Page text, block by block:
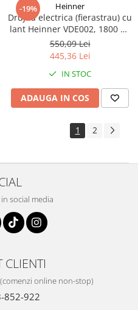
-19% Heinner
Drujba electrica (fierastrau) cu
lant Heinner VDE002, 1800 W,
230 V, 35 cm lungime lama,
13.5 m/s viteza lant, 9.53 mm
(3/8) pas lant
550,09 Lei
445,36 Lei
IN STOC
ADAUGA IN COS
1 2
social media
CLIENTI
online non-stop)
852-922